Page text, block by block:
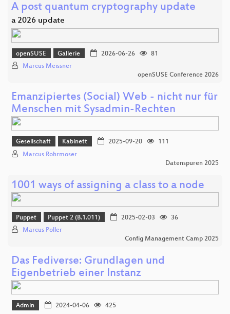
A post quantum cryptography update
a 2026 update
openSUSE Gallerie 2026-06-26
81
Marcus Meissner
openSUSE Conference 2026
Emanzipiertes (Social) Web - nicht nur für
Menschen mit Sysadmin-Rechten
Gesellschaft Kabinett 2025-09-20
111
Marcus Rohrmoser
Datenspuren 2025
1001 ways of assigning a class to a node
Puppet Puppet 2 (B.1.011) 2025-02-03
36
Marcus Poller
Config Management Camp 2025
Das Fediverse: Grundlagen und
Eigenbetrieb einer Instanz
Admin 2024-04-06
425